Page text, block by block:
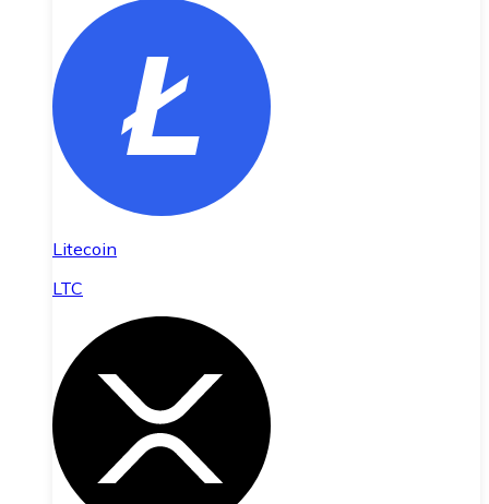
Litecoin
LTC